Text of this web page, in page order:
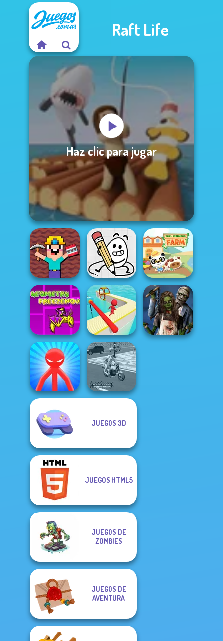
Raft Life
Haz clic para jugar
Noob Miner:
Escape From
Prison
Egg Adventure Dr. Panda Farm
Geometry Dash:
FreezeNova
Game
Fun Race 3D
Red Stickman vs
Monster School
Moto Cabbie
JUEGOS 3D
JUEGOS HTML5
JUEGOS DE
ZOMBIES
JUEGOS DE
AVENTURA